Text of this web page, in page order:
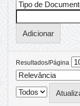
Resultados/Página